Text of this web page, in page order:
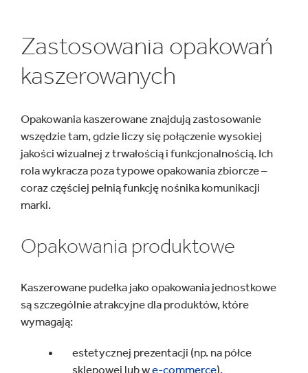
Zastosowania opakowań
kaszerowanych
Opakowania kaszerowane znajdują zastosowanie
wszędzie tam, gdzie liczy się połączenie wysokiej
jakości wizualnej z trwałością i funkcjonalnością. Ich
rola wykracza poza typowe opakowania zbiorcze –
coraz częściej pełnią funkcję nośnika komunikacji
marki.
Opakowania produktowe
Kaszerowane pudełka jako opakowania jednostkowe
są szczególnie atrakcyjne dla produktów, które
wymagają:
estetycznej prezentacji (np. na półce
sklepowej lub we-commerce),